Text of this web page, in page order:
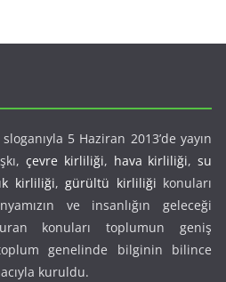
5 Haziran 2013’de yayın
çevre kirliliği, hava kirliliği, su
kirliliği,gürültü kirliliği konuları
ve insanlığın geleceği
konuları toplumun geniş
genelinde bilginin bilince
kuruldu.